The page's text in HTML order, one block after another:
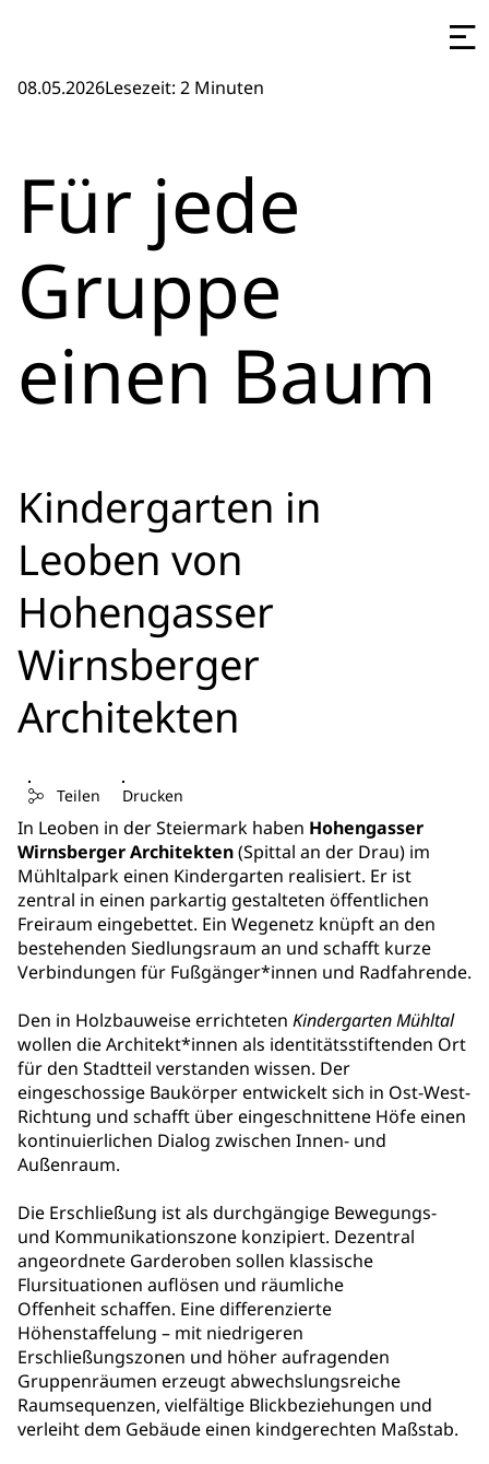
08.05.2026Lesezeit: 2 Minuten
Für jede
Gruppe
einen Baum
Kindergarten in
Leoben von
Hohengasser
Wirnsberger
Architekten
Teilen Drucken
In Leoben in der Steiermark haben Hohengasser
Wirnsberger Architekten(Spittal an der Drau) im
Mühltalpark einen Kindergarten realisiert. Er ist
zentral in einen parkartig gestalteten öffentlichen
Freiraum eingebettet. Ein Wegenetz knüpft an den
bestehenden Siedlungsraum an und schafft kurze
Verbindungen für Fußgänger*innen und Radfahrende.
Den in Holzbauweise errichteten Kindergarten Mühltal
wollen die Architekt*innen als identitätsstiftenden Ort
für den Stadtteil verstanden wissen. Der
eingeschossige Baukörper entwickelt sich in Ost-West-
Richtung und schafft über eingeschnittene Höfe einen
kontinuierlichen Dialog zwischen Innen- und
Außenraum.
Die Erschließung ist als durchgängige Bewegungs-
und Kommunikationszone konzipiert. Dezentral
angeordnete Garderoben sollen klassische
Flursituationen auflösen und räumliche
Offenheit schaffen. Eine differenzierte
Höhenstaffelung – mit niedrigeren
Erschließungszonen und höher aufragenden
Gruppenräumen erzeugt abwechslungsreiche
Raumsequenzen, vielfältige Blickbeziehungen und
verleiht dem Gebäude einen kindgerechten Maßstab.